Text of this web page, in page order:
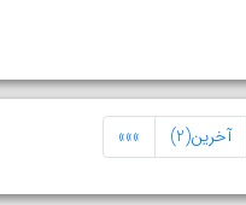
آخرین(2) »»»